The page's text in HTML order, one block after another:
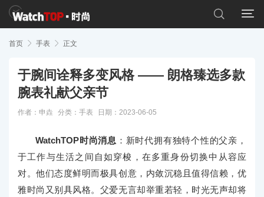


首页  手表  正文
于腕间诠释多变风格 —— 朗格臻选多款
腕表礼献父亲节
作者：申垚 分类： 手表 日期：2023-06-05
WatchTOP时尚消息 ：新时代拥有独特个性的父亲，
于工作与生活之间自如穿梭，在多重身份切换中从容应
对。他们态度鲜明而极具创意，内敛沉稳且值得信赖，优
雅时尚又别具风格。父爱无言却举重若轻，时光无声却将